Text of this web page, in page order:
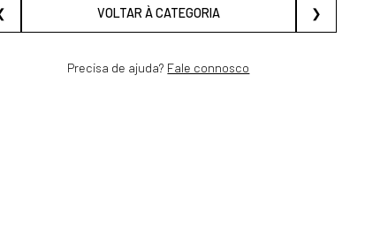
VOLTAR À CATEGORIA ❯
Precisa de ajuda? Fale connosco